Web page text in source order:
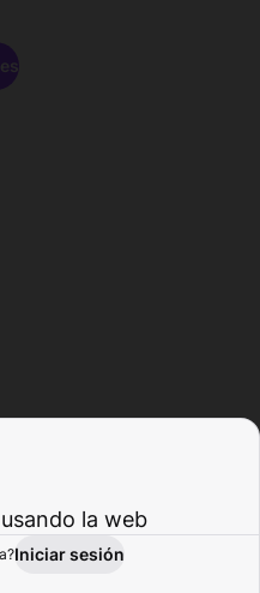
Actividad
la web
Iniciar sesión